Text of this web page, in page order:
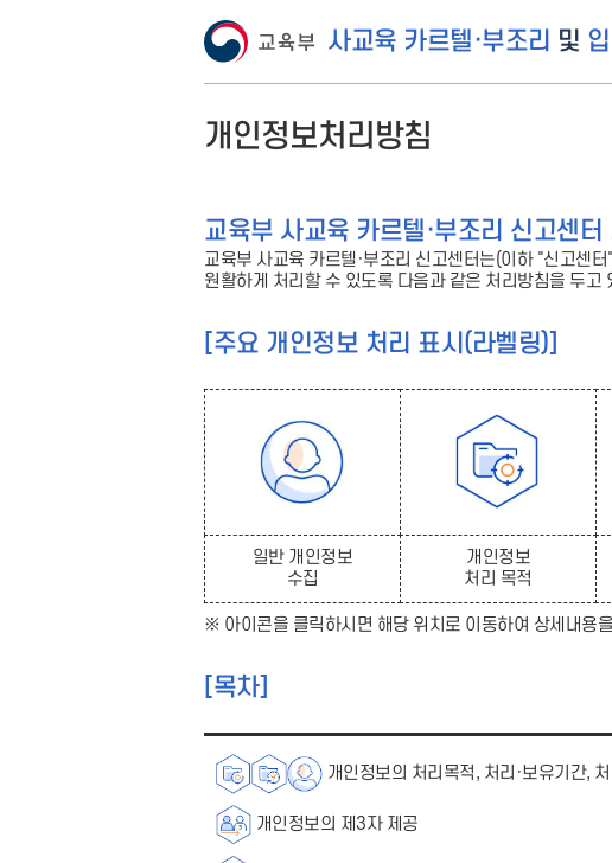
사교육 카르텔·부조리 및
개인정보처리방침
교육부 사교육 카르텔·부조리 신고센
교육부 사교육 카르텔·부조리 신고센터는(이하 "신고센
원활하게 처리할 수 있도록 다음과 같은 처리방침을 두고
[주요 개인정보 처리 표시(라벨링)]
일반 개인정보
수집
개인정보
처리 목적
※ 아이콘을 클릭하시면 해당 위치로 이동하여 상세내용
[목차]
개인정보의 처리목적, 처리·보유기간,
개인정보의 제3자 제공